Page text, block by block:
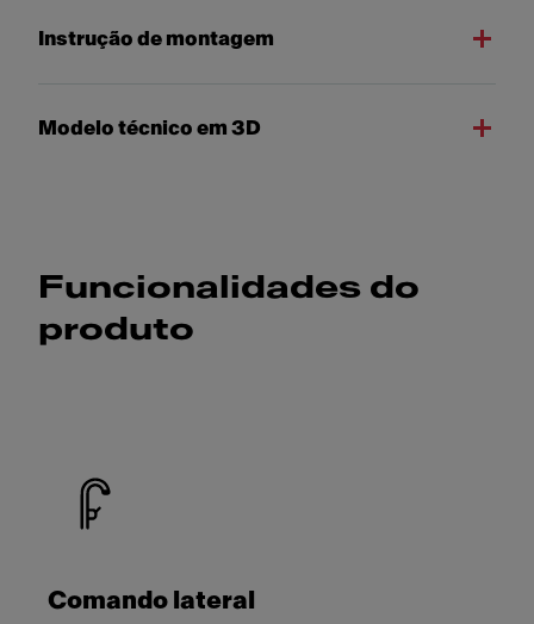
Instrução de montagem
Modelo técnico em 3D
Funcionalidades do
produto
Comando lateral